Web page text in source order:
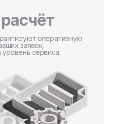
оперативную
заявок,
сервиса.